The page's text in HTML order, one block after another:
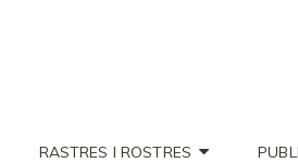
RASTRES I ROSTRES